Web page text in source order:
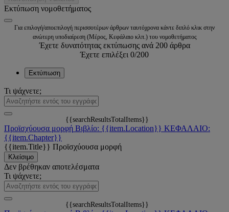
Εκτύπωση νομοθετήματος
Για επιλογή/αποεπιλογή περισσοτέρων άρθρων ταυτόχρονα κάντε διπλό κλικ στην
ανώτερη υποδιαίρεση (Μέρος, Κεφάλαιο κλπ.) του νομοθετήματος
Έχετε δυνατότητας εκτύπωσης ανά 200 άρθρα
Έχετε επιλέξει 0/200
Εκτύπωση
Τι ψάχνετε;
{{searchResultsTotalItems}}
Προϊσχύουσα μορφή Βιβλίο: {{item.Location}} ΚΕΦΑΛΑΙΟ:
{{item.Chapter}}
{{item.Title}} Προϊσχύουσα μορφή
Κλείσιμο
Δεν βρέθηκαν αποτελέσματα
Τι ψάχνετε;
{{searchResultsTotalItems}}